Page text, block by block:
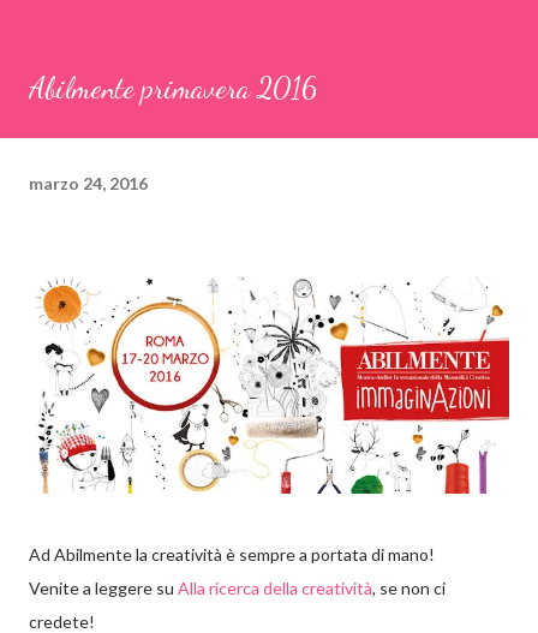
Abilmente primavera 2016
marzo 24, 2016
Ad Abilmente la creatività è sempre a portata di mano!
Venite a leggere su Alla ricerca della creatività, se non ci
credete!